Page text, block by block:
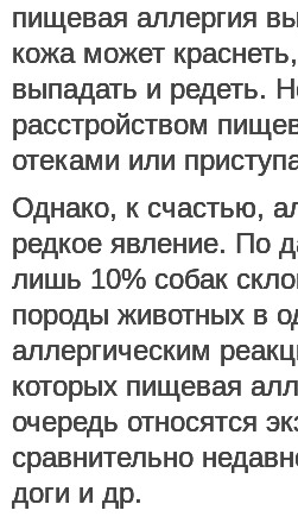
пищевая аллергия
кожа может
выпадать и редеть.
расстройством
отеками или
Однако, к счастью,
редкое явление. По
лишь 10% собак
породы животных в
аллергическим
которых пищевая
очередь относятся
сравнительно
доги и др.